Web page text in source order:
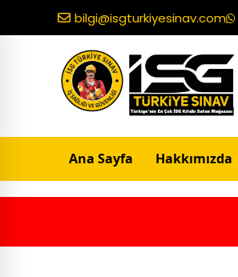
bilgi@isgturkiyesinav.com
Ana Sayfa Hakkımızda